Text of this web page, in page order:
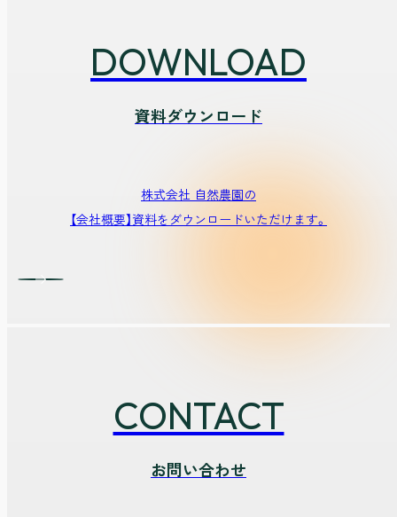
DOWNLOAD
資料ダウンロード
株式会社 自然農園の
【会社概要】資料をダウンロードいただけます。
CONTACT
お問い合わせ